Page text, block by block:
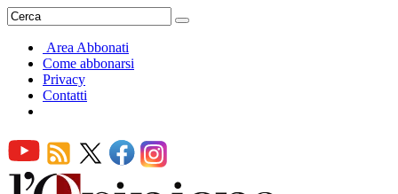
Area Abbonati
Come abbonarsi
Privacy
Contatti